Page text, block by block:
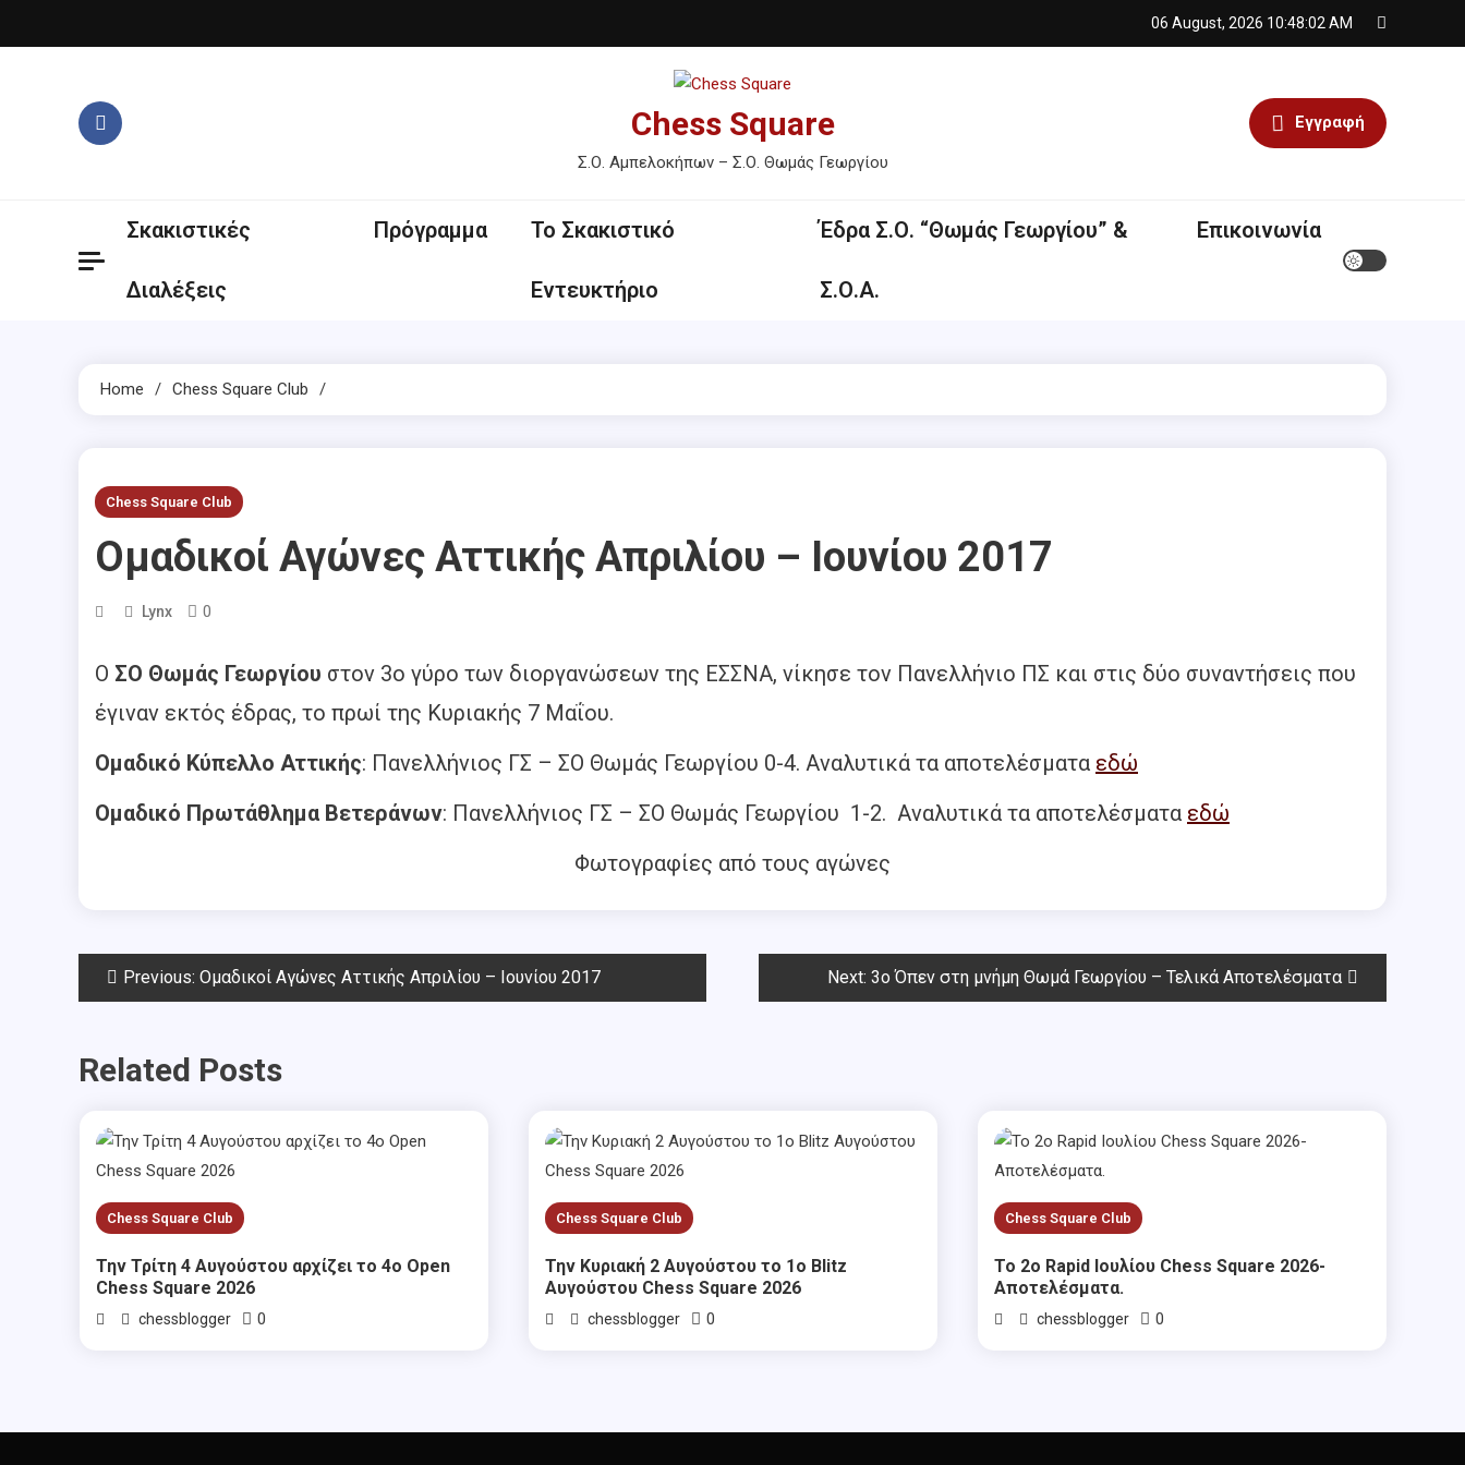
to
06 August, 2026 10:48:02 AM
Chess Square
Σ.Ο. Αμπελοκήπων – Σ.Ο. Θωμάς Γεωργίου
Εγγραφή
Σκακιστικές
Διαλέξεις
Πρόγραμμα Το Σκακιστικό
Εντευκτήριο
Έδρα Σ.Ο. “Θωμάς Γεωργίου” &
Σ.Ο.Α.
Επικοινωνία
Home Chess Square Club
Chess Square Club
Ομαδικοί Αγώνες Αττικής Απριλίου – Ιουνίου 2017
Lynx 0
Ο ΣΟ Θωμάς Γεωργίου στον 3ο γύρο των διοργανώσεων της ΕΣΣΝΑ, νίκησε τον Πανελλήνιο ΠΣ και στις δύο συναντήσεις που
έγιναν εκτός έδρας, το πρωί της Κυριακής 7 Μαΐου.
Ομαδικό Κύπελλο Αττικής: Πανελλήνιος ΓΣ – ΣΟ Θωμάς Γεωργίου 0-4. Αναλυτικά τα αποτελέσματα εδώ
Ομαδικό Πρωτάθλημα Βετεράνων: Πανελλήνιος ΓΣ – ΣΟ Θωμάς Γεωργίου 1-2. Αναλυτικά τα αποτελέσματα εδώ
Φωτογραφίες από τους αγώνες
PostPrevious: Ομαδικοί Αγώνες Αττικής Απριλίου – Ιουνίου 2017 Next: 3ο Όπεν στη μνήμη Θωμά Γεωργίου – Τελικά Αποτελέσματα
Related Posts
Chess Square Club
Την Τρίτη 4 Αυγούστου αρχίζει το 4ο Open
Chess Square 2026
chessblogger 0
Chess Square Club
Την Κυριακή 2 Αυγούστου το 1ο Blitz
Αυγούστου Chess Square 2026
chessblogger 0
Chess Square Club
Το 2ο Rapid Ιουλίου Chess Square 2026-
Αποτελέσματα.
chessblogger 0